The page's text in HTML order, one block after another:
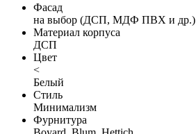
Фасад
на выбор (ДСП, МДФ ПВХ и др.)
Материал корпуса
ДСП
Цвет
<
Белый
Стиль
Минимализм
Фурнитура